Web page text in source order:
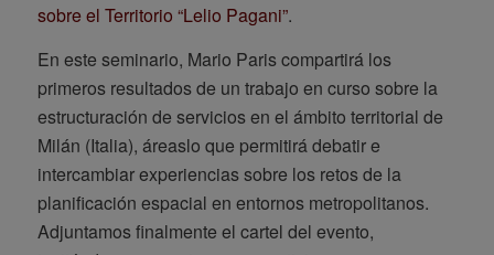
sobre el Territorio “Lelio Pagani”.
En este seminario, Mario Paris compartirá los
primeros resultados de un trabajo en curso sobre la
estructuración de servicios en el ámbito territorial de
Milán (Italia), áreaslo que permitirá debatir e
intercambiar experiencias sobre los retos de la
planificación espacial en entornos metropolitanos.
Adjuntamos finalmente el cartel del evento,